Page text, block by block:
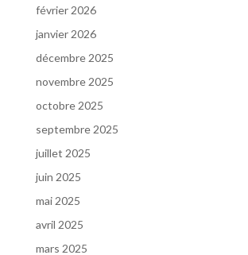
février 2026
janvier 2026
décembre 2025
novembre 2025
octobre 2025
septembre 2025
juillet 2025
juin 2025
mai 2025
avril 2025
mars 2025